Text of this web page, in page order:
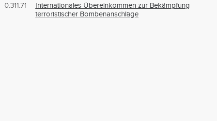
0.311.71
Internationales Übereinkommen zur Bekämpfung
terroristischer Bombenanschläge